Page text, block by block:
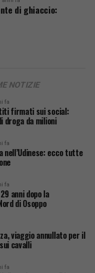
di ghiaccio:
NOTIZIE
fa
firmati sui social:
da milioni
fa
nell’Udinese: ecco tutte
fa
anni dopo la
di Osoppo
viaggio annullato per il
cavalli
fa